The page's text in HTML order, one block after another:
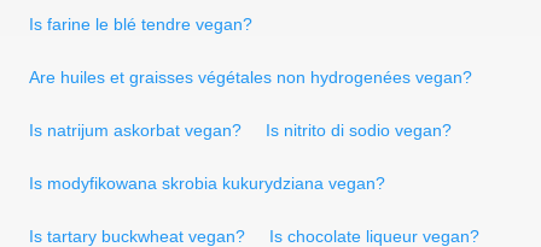
Is farine le blé tendre vegan?
Are huiles et graisses végétales non hydrogenées vegan?
Is natrijum askorbat vegan? Is nitrito di sodio vegan?
Is modyfikowana skrobia kukurydziana vegan?
Is tartary buckwheat vegan? Is chocolate liqueur vegan?